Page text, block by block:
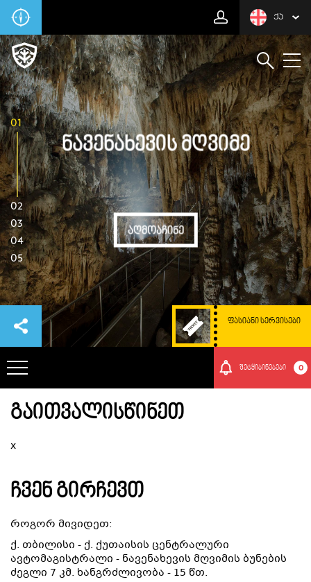
ᲥᲐ
01
02
03
04
05
Ნავენახევის Მღვიმე
ᲐᲦᲛᲝᲐᲩᲘᲜᲔ
ᲤᲐᲡᲘᲐᲜᲘ ᲡᲔᲠᲕᲘᲡᲔᲑᲘ
ᲞᲐᲠᲙᲘᲡ ᲨᲔᲡᲐᲮᲔᲑ
ᲗᲐᲕᲒᲐᲓᲐᲡᲐᲕᲚᲔᲑᲘ
ᲠᲝᲒᲝᲠ ᲛᲝᲕᲮᲕᲓᲔᲗ ᲐᲥ
ᲛᲝᲒᲝᲜᲔᲑᲔᲑᲘ
შეტყიბინებები 0
ᲒᲐᲘᲗᲕᲐᲚᲘᲡᲬᲘᲜᲔᲗ
x
ᲩᲕᲔᲜ ᲒᲘᲠᲩᲔᲕᲗ
როგორ მივიდეთ:
ქ. თბილისი - ქ. ქუთაისის ცენტრალური
ავტომაგისტრალი - ნავენახევის მღვიმის ბუნების
ძეგლი 7 კმ. ხანგრძლივობა - 15 წთ.